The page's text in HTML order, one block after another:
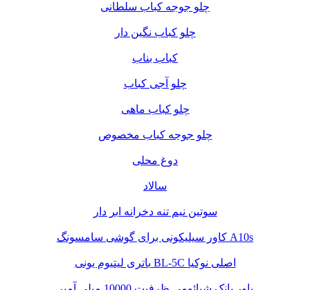
چلو جوجه کباب سلطانی
چلو کباب نگین دار
کباب بناب
چلو آجی کباب
چلو کباب ماهی
چلو جوجه کباب مخصوص
دوغ محلی
سالاد
سوتین نیم تنه دخرانه ابر دار
کاور سیلیکونی برای گوشی سامسونگ A10s
باتری لیتیوم یونی BL-5C اصلی نوکیا